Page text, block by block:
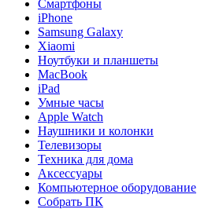
Смартфоны
iPhone
Samsung Galaxy
Xiaomi
Ноутбуки и планшеты
MacBook
iPad
Умные часы
Apple Watch
Наушники и колонки
Телевизоры
Техника для дома
Аксессуары
Компьютерное оборудование
Собрать ПК